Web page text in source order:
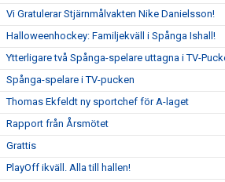
Vi Gratulerar Stjärnmålvakten Nike Danielsson!
Halloweenhockey: Familjekväll i Spånga Ishall!
Ytterligare två Spånga-spelare uttagna i TV-
Spånga-spelare i TV-pucken
Thomas Ekfeldt ny sportchef för A-laget
Rapport från Årsmötet
Grattis
PlayOff ikväll. Alla till hallen!